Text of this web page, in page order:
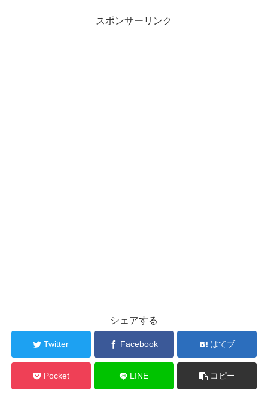
スポンサーリンク
シェアする
Twitter Facebook はてブ
Pocket LINE コピー